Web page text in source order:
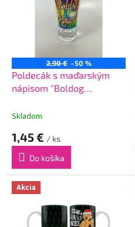
2,90 € –50 %
Poldecák s maďarským
nápisom "Boldog
Skladom
1,45 € / ks
Do košíka
Akcia